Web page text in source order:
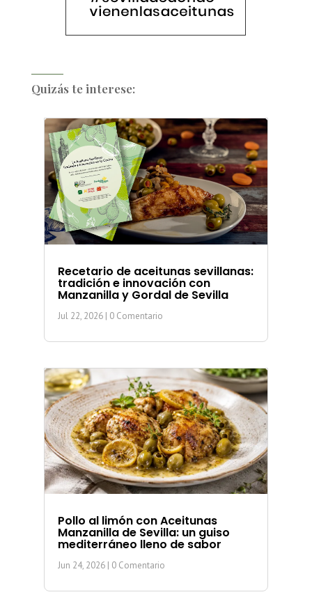
Quizás te interese:
Recetario de aceitunas sevillanas:
tradición e innovación con
Manzanilla y Gordal de Sevilla
Jul 22, 2026| 0 Comentario
Pollo al limón con Aceitunas
Manzanilla de Sevilla: un guiso
mediterráneo lleno de sabor
Jun 24, 2026| 0 Comentario